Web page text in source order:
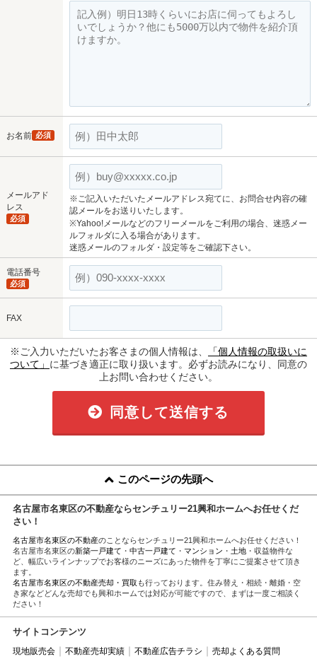
お名前 必須
メールアド
レス
必須
※ご記入いただいたメールアドレス宛てに、お問合せ内容の確
認メールをお送りいたします。
※Yahoo!メールなどのフリーメールをご利用の場合、迷惑メー
ルフォルダに入る場合があります。
迷惑メールのフォルダ・設定等をご確認下さい。
電話番号
必須
FAX
※ご入力いただいたお客さまの個人情報は、
「個人情報の取扱いに
ついて」 に基づき適正に取り扱います。必ずお読みになり、同意の
上お問い合わせください。
同意して送信する
このページの先頭へ
名古屋市名東区の不動産ならセンチュリー21興和ホームへお任せくだ
さい！
名古屋市名東区の不動産のことならセンチュリー21興和ホームへお任せください！
名古屋市名東区の新築一戸建て ・ 中古一戸建て ・ マンション ・ 土地・収益物件な
ど、幅広いラインナップでお客様のニーズにあった物件を丁寧にご提案させて頂き
ます。
名古屋市名東区の不動産売却・買取 も行っております。住み替え・相続・離婚・空
き家などどんな売却でも興和ホームでは対応が可能ですので、まずは一度ご相談く
ださい！
サイトコンテンツ
現地販売会 不動産売却実績 不動産広告チラシ 売却よくある質問